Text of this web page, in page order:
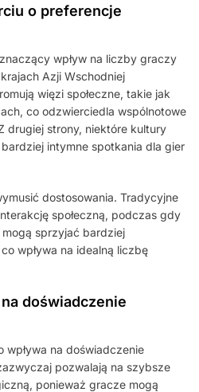
o preferencje
wpływ na liczby graczy
Azji Wschodniej
więzi społeczne, takie jak
co odzwierciedla wspólnotowe
drugiej strony, niektóre kultury
intymne spotkania dla gier
dostosowania. Tradycyjne
społeczną, podczas gdy
sprzyjać bardziej
wpływa na idealną liczbę
doświadczenie
wpływa na doświadczenie
pozwalają na szybsze
ponieważ gracze mogą